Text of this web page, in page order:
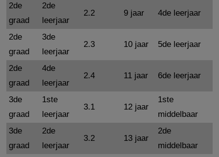
2de
graad
2de
leerjaar
2.2 9 jaar 4de leerjaar
2de
graad
3de
leerjaar
2.3 10 jaar 5de leerjaar
2de
graad
4de
leerjaar
2.4 11 jaar 6de leerjaar
3de
graad
1ste
leerjaar
3.1 12 jaar
1ste
middelbaar
3de
graad
2de
leerjaar
3.2 13 jaar
2de
middelbaar